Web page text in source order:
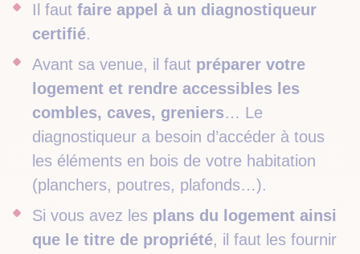
Il faut faire appel à un diagnostiqueur
certifié.
Avant sa venue, il faut préparer votre
logement et rendre accessibles les
combles, caves, greniers… Le
diagnostiqueur a besoin d’accéder à tous
les éléments en bois de votre habitation
(planchers, poutres, plafonds…).
Si vous avez les plans du logement ainsi
que le titre de propriété, il faut les fournir